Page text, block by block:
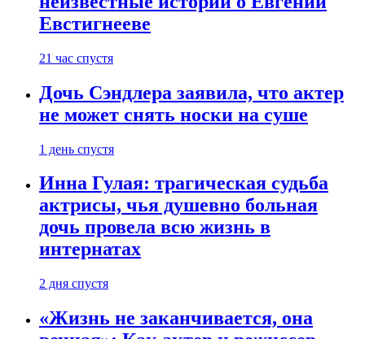
Евстигнееве
21 час спустя
Дочь Сэндлера заявила, что актер
не может снять носки на суше
1 день спустя
Инна Гулая: трагическая судьба
актрисы, чья душевно больная
дочь провела всю жизнь в
интернатах
2 дня спустя
«Жизнь не заканчивается, она